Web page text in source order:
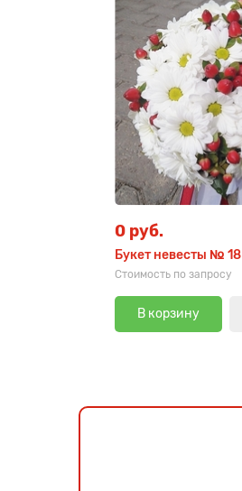
0 руб.
Букет невесты № 18
Стоимость по запросу
В корзину